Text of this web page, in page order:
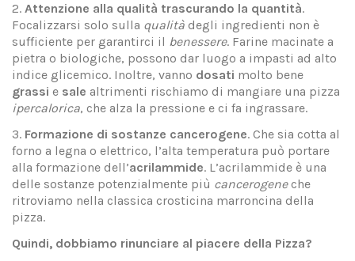
2. Attenzione alla qualità trascurando la quantità.
Focalizzarsi solo sulla qualità degli ingredienti non è
sufficiente per garantirci il benessere. Farine macinate a
pietra o biologiche, possono dar luogo a impasti ad alto
indice glicemico. Inoltre, vanno dosati molto bene
grassi e sale altrimenti rischiamo di mangiare una pizza
ipercalorica, che alza la pressione e ci fa ingrassare.
3. Formazione di sostanze cancerogene. Che sia cotta al
forno a legna o elettrico, l’alta temperatura può portare
alla formazione dell’acrilammide. L’acrilammide è una
delle sostanze potenzialmente più cancerogeneche
ritroviamo nella classica crosticina marroncina della
pizza.
Quindi, dobbiamo rinunciare al piacere della Pizza?